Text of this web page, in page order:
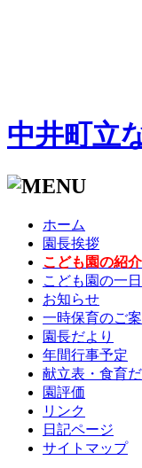
中井町立
ホーム
園長挨拶
こども園の紹介
こども園の一日
お知らせ
一時保育のご
園長だより
年間行事予定
献立表・食育
園評価
リンク
日記ページ
サイトマップ